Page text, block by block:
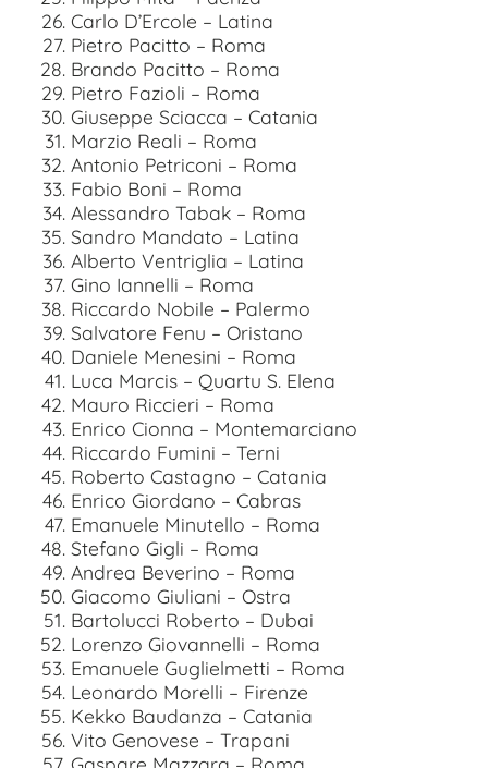
Carlo D’Ercole – Latina
Pietro Pacitto – Roma
Brando Pacitto – Roma
Pietro Fazioli – Roma
Giuseppe Sciacca – Catania
Marzio Reali – Roma
Antonio Petriconi – Roma
Fabio Boni – Roma
Alessandro Tabak – Roma
Sandro Mandato – Latina
Alberto Ventriglia – Latina
Gino Iannelli – Roma
Riccardo Nobile – Palermo
Salvatore Fenu – Oristano
Daniele Menesini – Roma
Luca Marcis – Quartu S. Elena
Mauro Riccieri – Roma
Enrico Cionna – Montemarciano
Riccardo Fumini – Terni
Roberto Castagno – Catania
Enrico Giordano – Cabras
Emanuele Minutello – Roma
Stefano Gigli – Roma
Andrea Beverino – Roma
Giacomo Giuliani – Ostra
Bartolucci Roberto – Dubai
Lorenzo Giovannelli – Roma
Emanuele Guglielmetti – Roma
Leonardo Morelli – Firenze
Kekko Baudanza – Catania
Vito Genovese – Trapani